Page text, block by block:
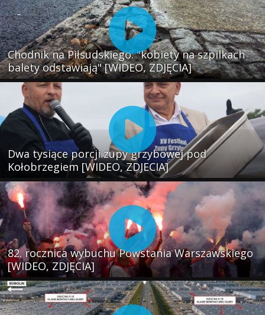
Chodnik na Piłsudskiego: "kobiety na szpilkach
balety odstawiają" [WIDEO, ZDJĘCIA]
Dwa tysiące porcji zupy grzybowej pod
Kołobrzegiem [WIDEO, ZDJECIA]
82. rocznica wybuchu Powstania Warszawskiego
[WIDEO, ZDJĘCIA]